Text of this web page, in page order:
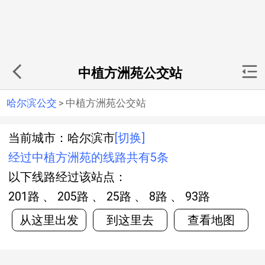
中植方洲苑公交站
哈尔滨公交 > 中植方洲苑公交站
当前城市：哈尔滨市 [切换]
经过中植方洲苑的线路共有5条
以下线路经过该站点：
201路 、 205路 、 25路 、 8路 、 93路
从这里出发
到这里去 查看地图